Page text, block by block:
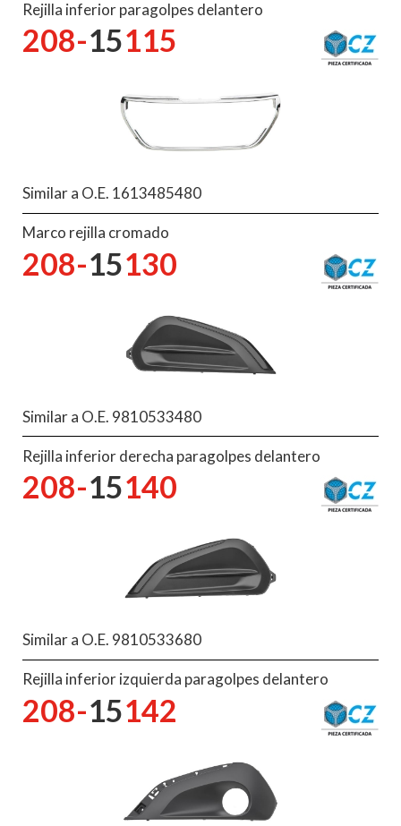
Rejilla inferior paragolpes delantero
208-15115
Similar a O.E. 1613485480
Marco rejilla cromado
208-15130
Similar a O.E. 9810533480
Rejilla inferior derecha paragolpes delantero
208-15140
Similar a O.E. 9810533680
Rejilla inferior izquierda paragolpes delantero
208-15142